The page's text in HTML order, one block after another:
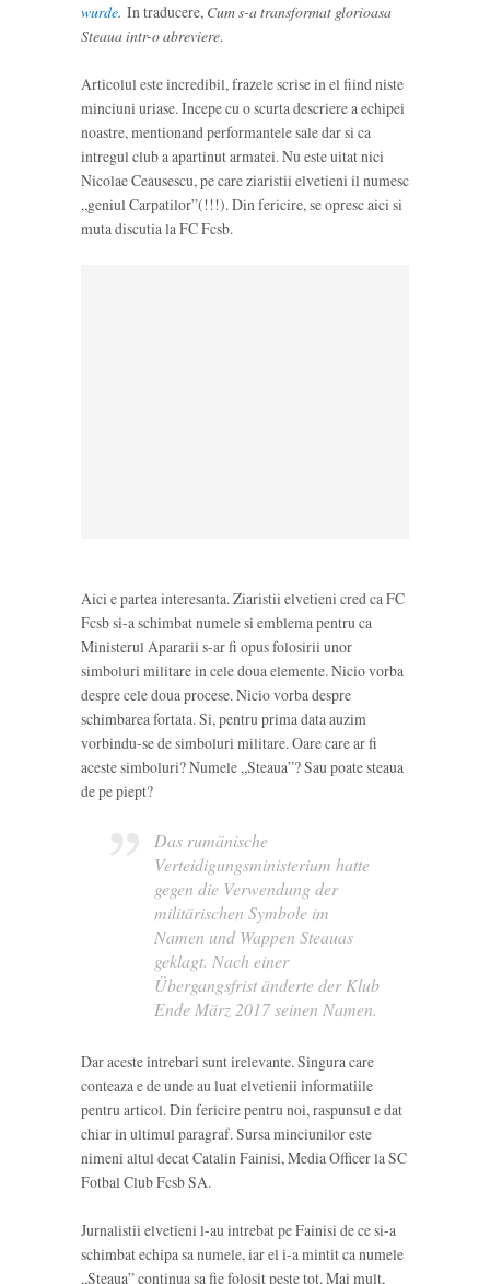
wurde. In traducere, Cum s-a transformat glorioasa
Steaua intr-o abreviere.
Articolul este incredibil, frazele scrise in el fiind niste
minciuni uriase. Incepe cu o scurta descriere a echipei
noastre, mentionand performantele sale dar si ca
intregul club a apartinut armatei. Nu este uitat nici
Nicolae Ceausescu, pe care ziaristii elvetieni il numesc
„geniul Carpatilor”(!!!). Din fericire, se opresc aici si
muta discutia la FC Fcsb.
Aici e partea interesanta. Ziaristii elvetieni cred ca FC
Fcsb si-a schimbat numele si emblema pentru ca
Ministerul Apararii s-ar fi opus folosirii unor
simboluri militare in cele doua elemente. Nicio vorba
despre cele doua procese. Nicio vorba despre
schimbarea fortata. Si, pentru prima data auzim
vorbindu-se de simboluri militare. Oare care ar fi
aceste simboluri? Numele „Steaua”? Sau poate steaua
de pe piept?
Das rumänische
Verteidigungsministerium hatte
gegen die Verwendung der
militärischen Symbole im
Namen und Wappen Steauas
geklagt. Nach einer
Übergangsfrist änderte der Klub
Ende März 2017 seinen Namen.
Dar aceste intrebari sunt irelevante. Singura care
conteaza e de unde au luat elvetienii informatiile
pentru articol. Din fericire pentru noi, raspunsul e dat
chiar in ultimul paragraf. Sursa minciunilor este
nimeni altul decat Catalin Fainisi, Media Officer la SC
Fotbal Club Fcsb SA.
Jurnalistii elvetieni l-au intrebat pe Fainisi de ce si-a
schimbat echipa sa numele, iar el i-a mintit ca numele
„Steaua” continua sa fie folosit peste tot. Mai mult,